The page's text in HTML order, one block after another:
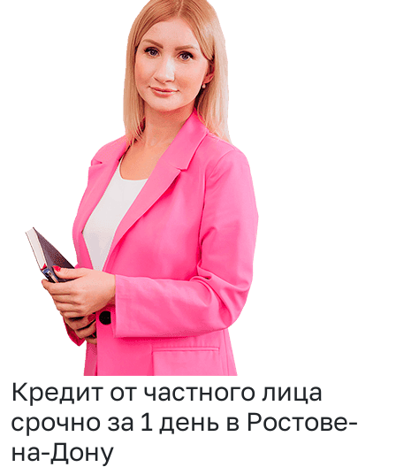
Кредит от частного лица
срочно за 1 день в Ростове-
на-Дону